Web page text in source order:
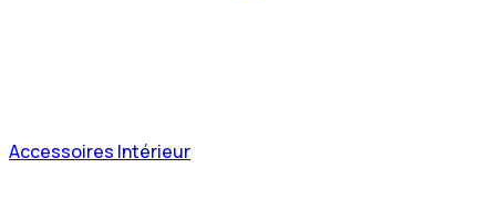
Accessoires Intérieur